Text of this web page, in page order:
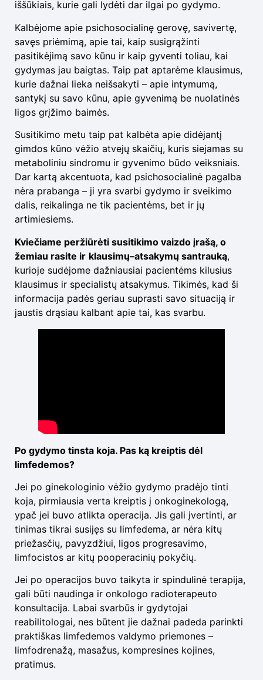
iššūkiais, kurie gali lydėti dar ilgai po gydymo.
Kalbėjome apie psichosocialinę gerovę, savivertę,
savęs priėmimą, apie tai, kaip susigrąžinti
pasitikėjimą savo kūnu ir kaip gyventi toliau, kai
gydymas jau baigtas. Taip pat aptarėme klausimus,
kurie dažnai lieka neišsakyti – apie intymumą,
santykį su savo kūnu, apie gyvenimą be nuolatinės
ligos grįžimo baimės.
Susitikimo metu taip pat kalbėta apie didėjantį
gimdos kūno vėžio atvejų skaičių, kuris siejamas su
metaboliniu sindromu ir gyvenimo būdo veiksniais.
Dar kartą akcentuota, kad psichosocialinė pagalba
nėra prabanga – ji yra svarbi gydymo ir sveikimo
dalis, reikalinga ne tik pacientėms, bet ir jų
artimiesiems.
Kviečiame peržiūrėti susitikimo vaizdo įrašą, o
žemiau rasite ir klausimų–atsakymų santrauką,
kurioje sudėjome dažniausiai pacientėms kilusius
klausimus ir specialistų atsakymus. Tikimės, kad ši
informacija padės geriau suprasti savo situaciją ir
jaustis drąsiau kalbant apie tai, kas svarbu.
Po gydymo tinsta koja. Pas ką kreiptis dėl
limfedemos?
Jei po ginekologinio vėžio gydymo pradėjo tinti
koja, pirmiausia verta kreiptis į onkoginekologą,
ypač jei buvo atlikta operacija. Jis gali įvertinti, ar
tinimas tikrai susijęs su limfedema, ar nėra kitų
priežasčių, pavyzdžiui, ligos progresavimo,
limfocistos ar kitų pooperacinių pokyčių.
Jei po operacijos buvo taikyta ir spindulinė terapija,
gali būti naudinga ir onkologo radioterapeuto
konsultacija. Labai svarbūs ir gydytojai
reabilitologai, nes būtent jie dažnai padeda parinkti
praktiškas limfedemos valdymo priemones –
limfodrenažą, masažus, kompresines kojines,
pratimus.